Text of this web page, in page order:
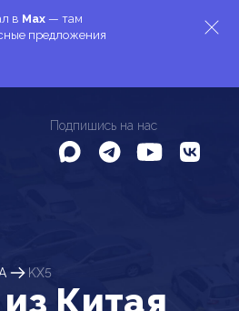
в Max — там
предложения
Подпишись на нас
KX5
из Китая